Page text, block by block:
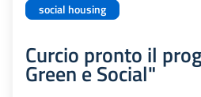
social housing
Curcio pronto il
Green e Social"